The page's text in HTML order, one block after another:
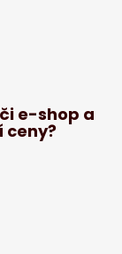
e-shop a
ceny?